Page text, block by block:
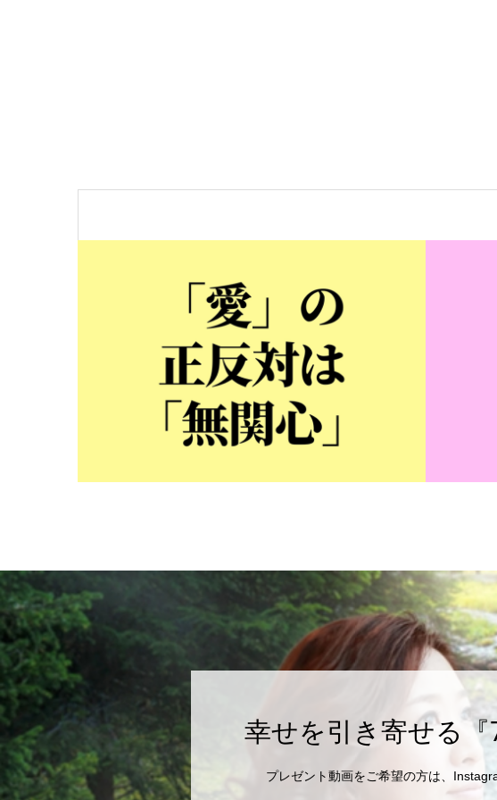
幸せを引き寄せる
プレゼント動画をご希望の方は、